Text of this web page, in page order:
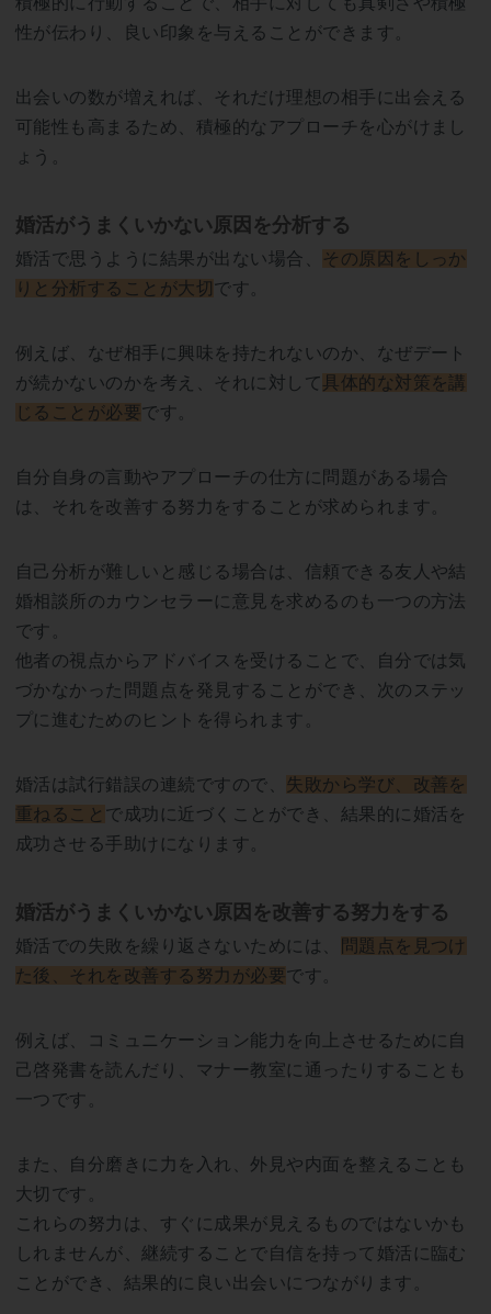
性が伝わり、良い印象を与えることができます。
出会いの数が増えれば、それだけ理想の相手に出会える
可能性も高まるため、積極的なアプローチを心がけまし
ょう。
婚活がうまくいかない原因を分析する
婚活で思うように結果が出ない場合、
その原因をしっか
りと分析することが大切 です。
例えば、なぜ相手に興味を持たれないのか、なぜデート
が続かないのかを考え、それに対して具体的な対策を講
じることが必要 です。
自分自身の言動やアプローチの仕方に問題がある場合
は、それを改善する努力をすることが求められます。
自己分析が難しいと感じる場合は、信頼できる友人や結
婚相談所のカウンセラーに意見を求めるのも一つの方法
です。
他者の視点からアドバイスを受けることで、自分では気
づかなかった問題点を発見することができ、次のステッ
プに進むためのヒントを得られます。
婚活は試行錯誤の連続ですので、 失敗から学び、改善を
重ねること で成功に近づくことができ、結果的に婚活を
成功させる手助けになります。
婚活がうまくいかない原因を改善する努力をする
婚活での失敗を繰り返さないためには、
問題点を見つけ
た後、それを改善する努力が必要 です。
例えば、コミュニケーション能力を向上させるために自
己啓発書を読んだり、マナー教室に通ったりすることも
一つです。
また、自分磨きに力を入れ、外見や内面を整えることも
大切です。
これらの努力は、すぐに成果が見えるものではないかも
しれませんが、継続することで自信を持って婚活に臨む
ことができ、結果的に良い出会いにつながります。